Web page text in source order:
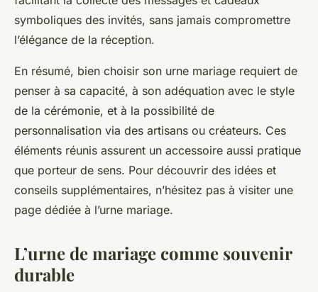
symboliques des invités, sans jamais compromettre
l’élégance de la réception.
En résumé, bien choisir son urne mariage requiert de
penser à sa capacité, à son adéquation avec le style
de la cérémonie, et à la possibilité de
personnalisation via des artisans ou créateurs. Ces
éléments réunis assurent un accessoire aussi pratique
que porteur de sens. Pour découvrir des idées et
conseils supplémentaires, n’hésitez pas à visiter une
page dédiée à l’urne mariage.
L’urne de mariage comme souvenir
durable